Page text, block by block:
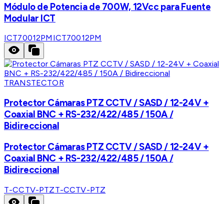
Módulo de Potencia de 700W, 12Vcc para Fuente
Modular ICT
ICT70012PM ICT70012PM
TRANSTECTOR
Protector Cámaras PTZ CCTV / SASD / 12-24V +
Coaxial BNC + RS-232/422/485 / 150A /
Bidireccional
Protector Cámaras PTZ CCTV / SASD / 12-24V +
Coaxial BNC + RS-232/422/485 / 150A /
Bidireccional
T-CCTV-PTZT-CCTV-PTZ